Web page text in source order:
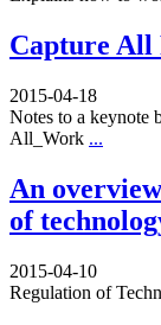
Capture All
2015-04-18
Notes to a keynote
All_Work ...
An
of
2015-04-10
Regulation of